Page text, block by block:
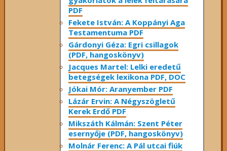
PDF
Fekete István: A Koppányi Aga
Testamentuma PDF
Gárdonyi Géza: Egri csillagok
(PDF, hangoskönyv)
Jacques Martel: Lelki eredetű
betegségek lexikona PDF, DOC
Jókai Mór: Aranyember PDF
Lázár Ervin: A Négyszögletű
Kerek Erdő PDF
Mikszáth Kálmán: Szent Péter
esernyője (PDF, hangoskönyv)
Molnár Ferenc: A Pál utcai fiúk